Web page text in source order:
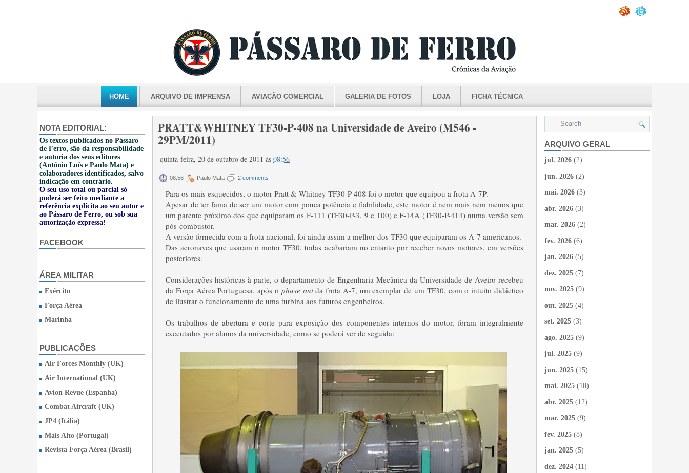
HOME ARQUIVO DE IMPRENSA AVIAÇÃO COMERCIAL GALERIA DE FOTOS LOJA FICHA TÉCNICA
NOTA EDITORIAL:
Os textos publicados no Pássaro
de Ferro, são da responsabilidade
e autoria dos seus editores
(António Luís e Paulo Mata) e
colaboradores identificados, salvo
indicação em contrário.
O seu uso total ou parcial só
poderá ser feito mediante a
referência explícita ao seu autor e
ao Pássaro de Ferro, ou sob sua
autorização expressa!
FACEBOOK
ÁREA MILITAR
Exército
Força Aérea
Marinha
PUBLICAÇÕES
Air Forces Monthly (UK)
Air International (UK)
Avion Revue (Espanha)
Combat Aircraft (UK)
JP4 (Itália)
Mais Alto (Portugal)
Revista Força Aérea (Brasil)
PRATT&WHITNEY TF30-P-408 na Universidade de Aveiro (M546 -
29PM/2011)
quinta-feira, 20 de outubro de 2011 às 08:56
08:56 Paulo Mata 2 comments
Para os mais esquecidos, o motor Pratt & Whitney TF30-P-408 foi o motor que equipou a frota A-7P.
Apesar de ter fama de ser um motor com pouca potência e fiabilidade, este motor é nem mais nem menos que
um parente próximo dos que equiparam os F-111 (TF30-P-3, 9 e 100) e F-14A (TF30-P-414) numa versão sem
pós-combustor.
A versão fornecida com a frota nacional, foi ainda assim a melhor dos TF30 que equiparam os A-7 americanos.
Das aeronaves que usaram o motor TF30, todas acabariam no entanto por receber novos motores, em versões
posteriores.
Considerações históricas à parte, o departamento de Engenharia Mecânica da Universidade de Aveiro recebeu
da Força Aérea Portuguesa, após o phase outda frota A-7, um exemplar de um TF30, com o intuito didáctico
de ilustrar o funcionamento de uma turbina aos futuros engenheiros.
Os trabalhos de abertura e corte para exposição dos componentes internos do motor, foram integralmente
executados por alunos da universidade, como se poderá ver de seguida:
ARQUIVO GERAL
jul. 2026 (2)
jun. 2026 (2)
mai. 2026 (3)
abr. 2026 (3)
mar. 2026 (2)
fev. 2026 (6)
jan. 2026 (5)
dez. 2025 (7)
nov. 2025 (9)
out. 2025 (4)
set. 2025 (3)
ago. 2025 (9)
jul. 2025 (9)
jun. 2025 (15)
mai. 2025 (10)
abr. 2025 (12)
mar. 2025 (9)
fev. 2025 (8)
jan. 2025 (5)
dez. 2024 (11)